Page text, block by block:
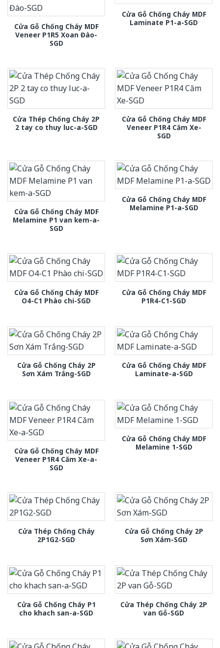
Cửa Gỗ Chống Cháy MDF
Veneer P1R5 Xoan Đào-
SGD
Cửa Gỗ Chống Cháy MDF
Laminate P1-a-SGD
Cửa Thép Chống Cháy 2P
2 tay co thuy luc-a-SGD
Cửa Gỗ Chống Cháy MDF
Veneer P1R4 Căm Xe-
SGD
Cửa Gỗ Chống Cháy MDF
Melamine P1 van kem-a-
SGD
Cửa Gỗ Chống Cháy MDF
Melamine P1-a-SGD
Cửa Gỗ Chống Cháy MDF
O4-C1 Phào chi-SGD
Cửa Gỗ Chống Cháy MDF
P1R4-C1-SGD
Cửa Gỗ Chống Cháy 2P
Sơn Xám Trắng-SGD
Cửa Gỗ Chống Cháy MDF
Laminate-a-SGD
Cửa Gỗ Chống Cháy MDF
Veneer P1R4 Căm Xe-a-
SGD
Cửa Gỗ Chống Cháy MDF
Melamine 1-SGD
Cửa Thép Chống Cháy
2P1G2-SGD
Cửa Gỗ Chống Cháy 2P
Sơn Xám-SGD
Cửa Gỗ Chống Cháy P1
cho khach san-a-SGD
Cửa Thép Chống Cháy 2P
van Gỗ-SGD